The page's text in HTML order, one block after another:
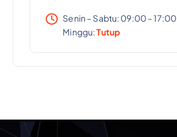
Senin – Sabtu: 09:00 – 17:00
Minggu:Tutup